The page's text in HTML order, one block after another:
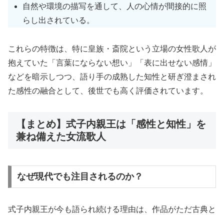
自然や環境の描写を通して、人の心情が間接的に照
らし出されている。
これらの特徴は、特に皇族・斎院という立場の女性歌人が
抱えていた「言葉にならない想い」「表に出せない感情」
などを暗示しつつ、語り手の成熟した知性と研ぎ澄まされ
た感性の融合として、後世でも高く評価されています。
【まとめ】式子内親王は「感性と知性」を
兼ね備えた女流歌人
なぜ現代でも注目されるのか？
式子内親王が今も語られ続ける理由は、作品がただ古典と